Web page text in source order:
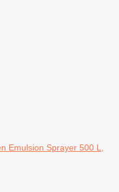
Emulsion Sprayer 500 L,